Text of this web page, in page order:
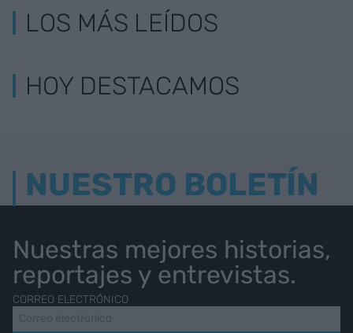
LOS MÁS LEÍDOS
HOY DESTACAMOS
NUESTRO BOLETÍN
Nuestras mejores historias,
reportajes y entrevistas.
CORREO ELECTRÓNICO